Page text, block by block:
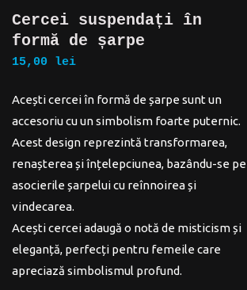
Cercei suspendați în
formă de șarpe
15,00 lei
Acești cercei în formă de șarpe sunt un
accesoriu cu un simbolism foarte puternic.
Acest design reprezintă transformarea,
renașterea și înțelepciunea, bazându-se pe
asocierile șarpelui cu reînnoirea și
vindecarea.
Acești cercei adaugă o notă de misticism și
eleganță, perfecți pentru femeile care
apreciază simbolismul profund.